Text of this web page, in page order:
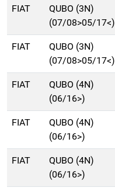
FIAT
QUBO (3N)
(07/08>05/17<)
FIAT
QUBO (3N)
(07/08>05/17<)
FIAT
QUBO (4N)
(06/16>)
FIAT
QUBO (4N)
(06/16>)
FIAT
QUBO (4N)
(06/16>)